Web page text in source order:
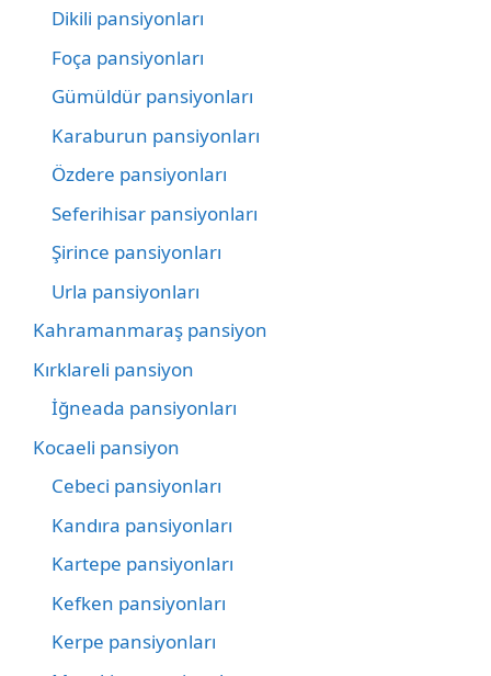
Dikili pansiyonları
Foça pansiyonları
Gümüldür pansiyonları
Karaburun pansiyonları
Özdere pansiyonları
Seferihisar pansiyonları
Şirince pansiyonları
Urla pansiyonları
Kahramanmaraş pansiyon
Kırklareli pansiyon
İğneada pansiyonları
Kocaeli pansiyon
Cebeci pansiyonları
Kandıra pansiyonları
Kartepe pansiyonları
Kefken pansiyonları
Kerpe pansiyonları